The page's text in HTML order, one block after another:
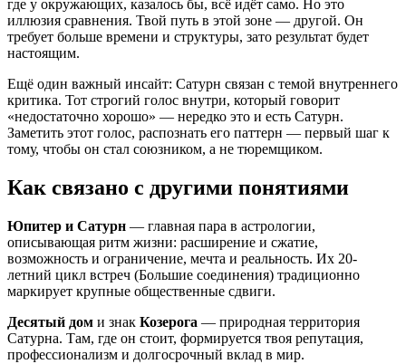
где у окружающих, казалось бы, всё идёт само. Но это
иллюзия сравнения. Твой путь в этой зоне — другой. Он
требует больше времени и структуры, зато результат будет
настоящим.
Ещё один важный инсайт: Сатурн связан с темой внутреннего
критика. Тот строгий голос внутри, который говорит
«недостаточно хорошо» — нередко это и есть Сатурн.
Заметить этот голос, распознать его паттерн — первый шаг к
тому, чтобы он стал союзником, а не тюремщиком.
Как связано с другими понятиями
Юпитер и Сатурн — главная пара в астрологии,
описывающая ритм жизни: расширение и сжатие,
возможность и ограничение, мечта и реальность. Их 20-
летний цикл встреч (Большие соединения) традиционно
маркирует крупные общественные сдвиги.
Десятый дом и знак Козерога — природная территория
Сатурна. Там, где он стоит, формируется твоя репутация,
профессионализм и долгосрочный вклад в мир.